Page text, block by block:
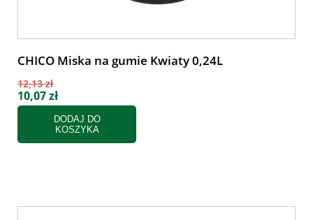
CHICO Miska na gumie Kwiaty 0,24L
12,13 zł
10,07 zł
DODAJ DO
KOSZYKA